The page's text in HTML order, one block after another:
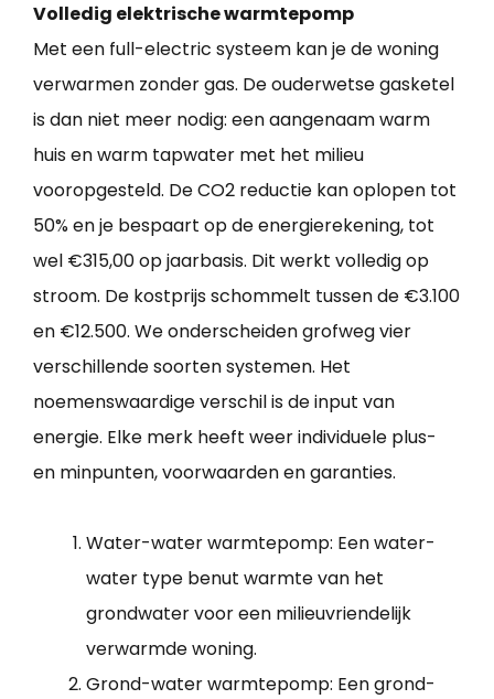
Volledig elektrische warmtepomp
Met een full-electric systeem kan je de woning
verwarmen zonder gas. De ouderwetse gasketel
is dan niet meer nodig: een aangenaam warm
huis en warm tapwater met het milieu
vooropgesteld. De CO2 reductie kan oplopen tot
50% en je bespaart op de energierekening, tot
wel €315,00 op jaarbasis. Dit werkt volledig op
stroom. De kostprijs schommelt tussen de €3.100
en €12.500. We onderscheiden grofweg vier
verschillende soorten systemen. Het
noemenswaardige verschil is de input van
energie. Elke merk heeft weer individuele plus-
en minpunten, voorwaarden en garanties.
Water-water warmtepomp: Een water-
water type benut warmte van het
grondwater voor een milieuvriendelijk
verwarmde woning.
Grond-water warmtepomp: Een grond-